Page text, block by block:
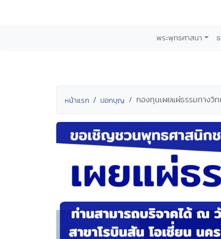
พระพุทธศาสนา
หน้าแรก บอกบุญ กองทุนเผยแผ่ธรรมทางวิ